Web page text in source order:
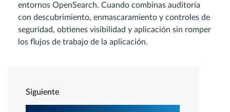
entornos OpenSearch. Cuando combinas auditoría
con descubrimiento, enmascaramiento y controles de
seguridad, obtienes visibilidad y aplicación sin romper
los flujos de trabajo de la aplicación.
Siguiente